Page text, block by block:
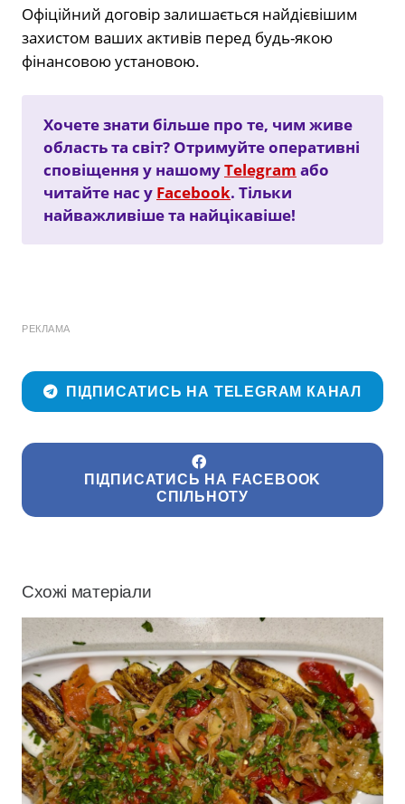
Офіційний договір залишається найдієвішим
захистом ваших активів перед будь-якою
фінансовою установою.
Хочете знати більше про те, чим живе
область та світ? Отримуйте оперативні
сповіщення у нашомуTelegram або
читайте нас у Facebook. Тільки
найважливіше та найцікавіше!
РЕКЛАМА
ПІДПИСАТИСЬ НА TELEGRAM КАНАЛ
ПІДПИСАТИСЬ НА FACEBOOK
СПІЛЬНОТУ
Схожі матеріали